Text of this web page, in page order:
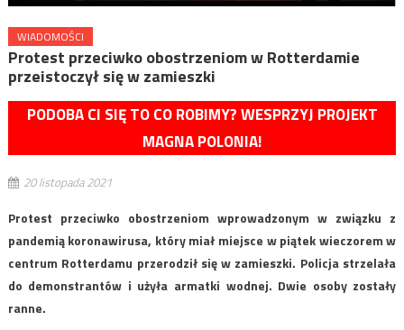
WIADOMOŚCI
Protest przeciwko obostrzeniom w Rotterdamie
przeistoczył się w zamieszki
PODOBA CI SIĘ TO CO ROBIMY? WESPRZYJ PROJEKT
MAGNA POLONIA!
20 listopada 2021
Protest przeciwko obostrzeniom wprowadzonym w związku z
pandemią koronawirusa, który miał miejsce w piątek wieczorem w
centrum Rotterdamu przerodził się w zamieszki. Policja strzelała
do demonstrantów i użyła armatki wodnej. Dwie osoby zostały
ranne.